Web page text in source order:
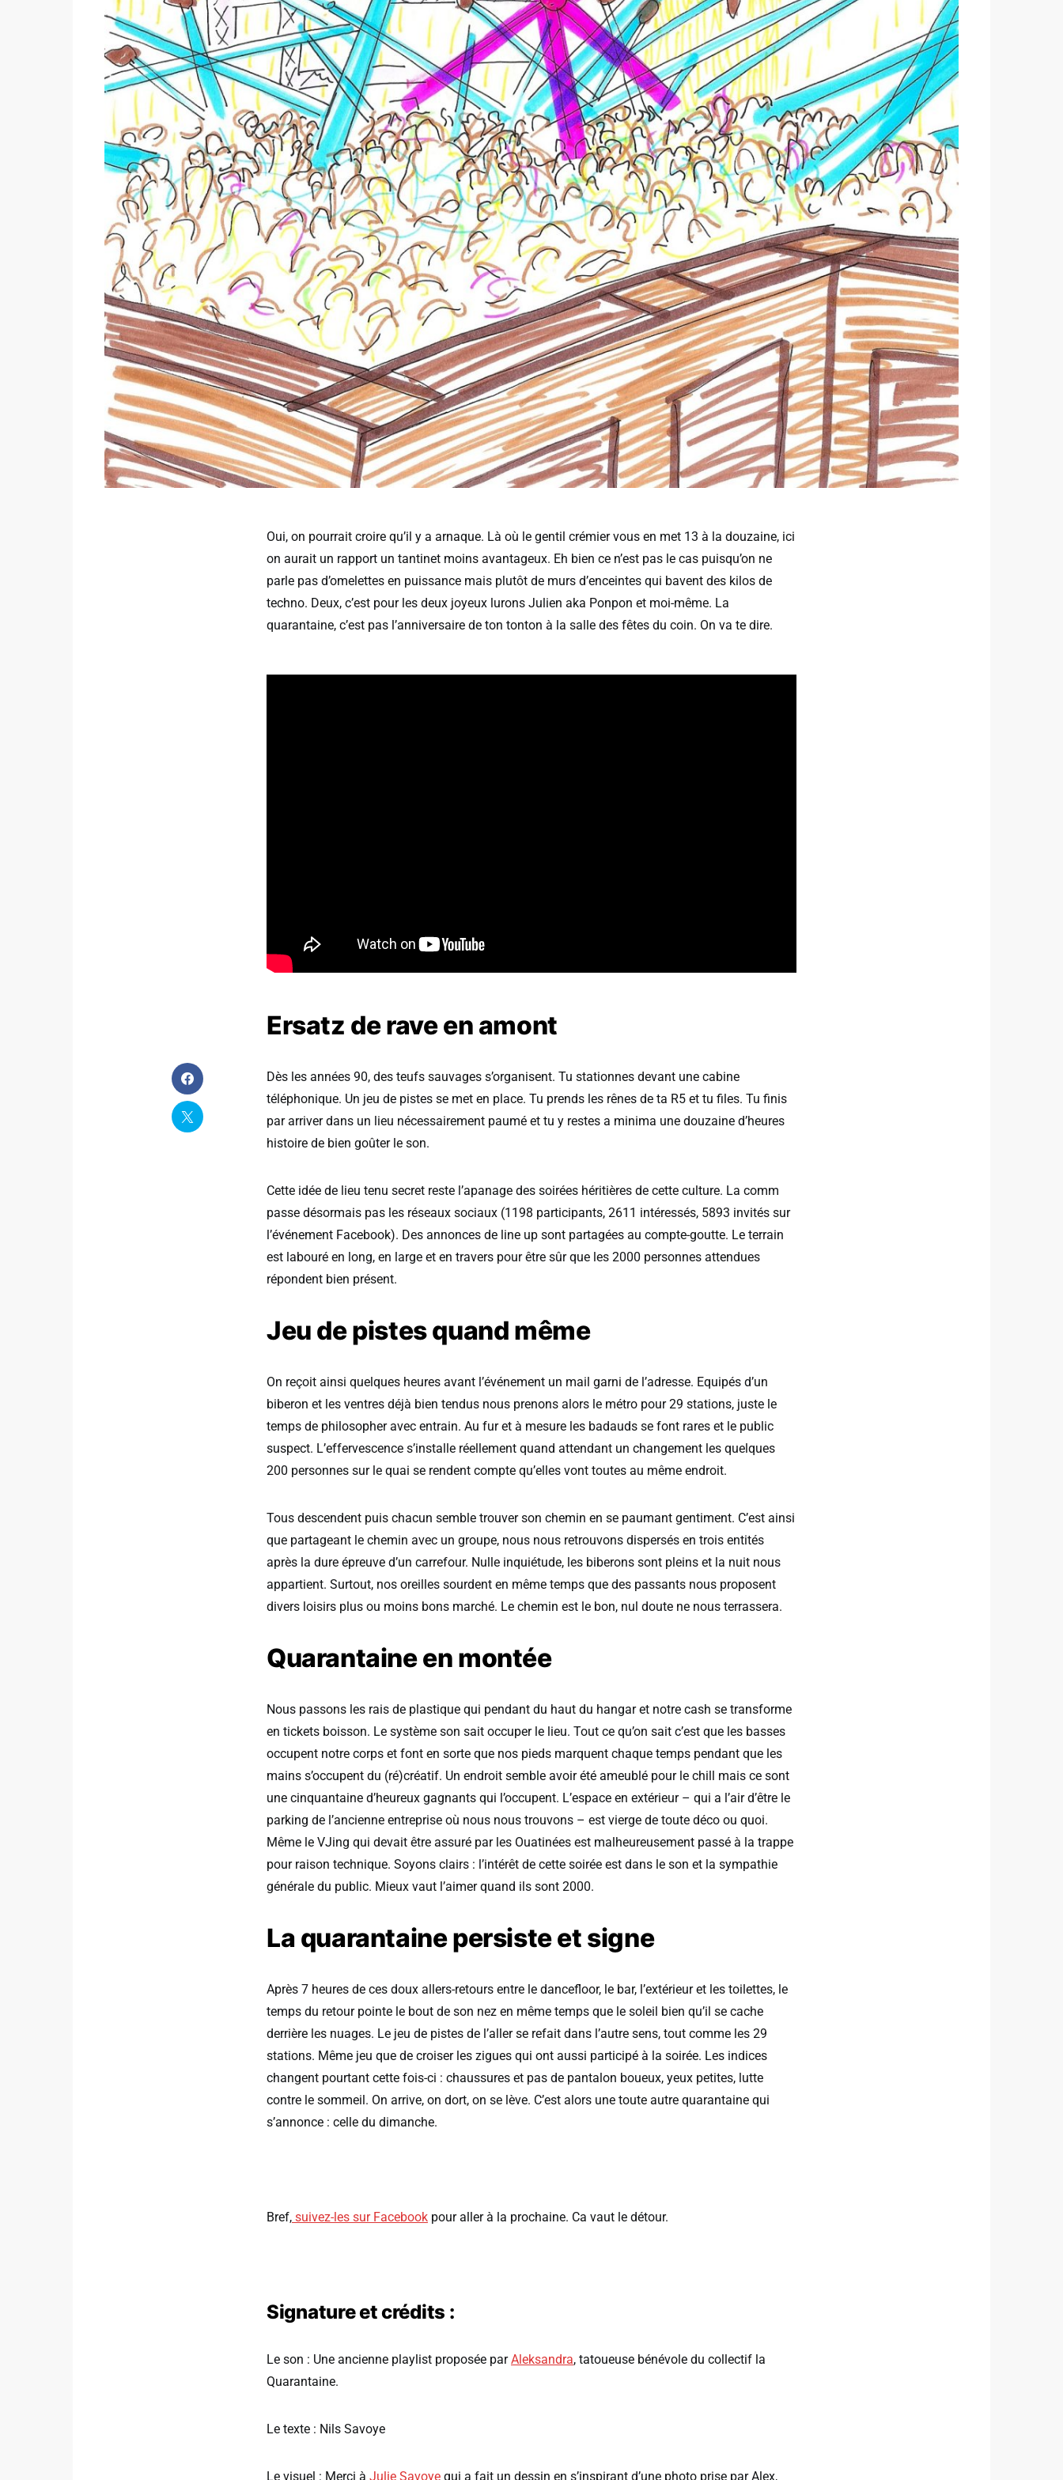
Oui, on pourrait croire qu’il y a arnaque. Là où le gentil crémier vous en met 13 à la douzaine, ici
on aurait un rapport un tantinet moins avantageux. Eh bien ce n’est pas le cas puisqu’on ne
parle pas d’omelettes en puissance mais plutôt de murs d’enceintes qui bavent des kilos de
techno. Deux, c’est pour les deux joyeux lurons Julien aka Ponpon et moi-même. La
quarantaine, c’est pas l’anniversaire de ton tonton à la salle des fêtes du coin. On va te dire.
Ersatz de rave en amont
Dès les années 90, des teufs sauvages s’organisent. Tu stationnes devant une cabine
téléphonique. Un jeu de pistes se met en place. Tu prends les rênes de ta R5 et tu files. Tu finis
par arriver dans un lieu nécessairement paumé et tu y restes a minima une douzaine d’heures
histoire de bien goûter le son.
Cette idée de lieu tenu secret reste l’apanage des soirées héritières de cette culture. La comm
passe désormais pas les réseaux sociaux (1198 participants, 2611 intéressés, 5893 invités sur
l’événement Facebook). Des annonces de line up sont partagées au compte-goutte. Le terrain
est labouré en long, en large et en travers pour être sûr que les 2000 personnes attendues
répondent bien présent.
Jeu de pistes quand même
On reçoit ainsi quelques heures avant l’événement un mail garni de l’adresse. Equipés d’un
biberon et les ventres déjà bien tendus nous prenons alors le métro pour 29 stations, juste le
temps de philosopher avec entrain. Au fur et à mesure les badauds se font rares et le public
suspect. L’effervescence s’installe réellement quand attendant un changement les quelques
200 personnes sur le quai se rendent compte qu’elles vont toutes au même endroit.
Tous descendent puis chacun semble trouver son chemin en se paumant gentiment. C’est ainsi
que partageant le chemin avec un groupe, nous nous retrouvons dispersés en trois entités
après la dure épreuve d’un carrefour. Nulle inquiétude, les biberons sont pleins et la nuit nous
appartient. Surtout, nos oreilles sourdent en même temps que des passants nous proposent
divers loisirs plus ou moins bons marché. Le chemin est le bon, nul doute ne nous terrassera.
Quarantaine en montée
Nous passons les rais de plastique qui pendant du haut du hangar et notre cash se transforme
en tickets boisson. Le système son sait occuper le lieu. Tout ce qu’on sait c’est que les basses
occupent notre corps et font en sorte que nos pieds marquent chaque temps pendant que les
mains s’occupent du (ré)créatif. Un endroit semble avoir été ameublé pour le chill mais ce sont
une cinquantaine d’heureux gagnants qui l’occupent. L’espace en extérieur – qui a l’air d’être le
parking de l’ancienne entreprise où nous nous trouvons – est vierge de toute déco ou quoi.
Même le VJing qui devait être assuré par les Ouatinées est malheureusement passé à la trappe
pour raison technique. Soyons clairs : l’intérêt de cette soirée est dans le son et la sympathie
générale du public. Mieux vaut l’aimer quand ils sont 2000.
La quarantaine persiste et signe
Après 7 heures de ces doux allers-retours entre le dancefloor, le bar, l’extérieur et les toilettes, le
temps du retour pointe le bout de son nez en même temps que le soleil bien qu’il se cache
derrière les nuages. Le jeu de pistes de l’aller se refait dans l’autre sens, tout comme les 29
stations. Même jeu que de croiser les zigues qui ont aussi participé à la soirée. Les indices
changent pourtant cette fois-ci : chaussures et pas de pantalon boueux, yeux petites, lutte
contre le sommeil. On arrive, on dort, on se lève. C’est alors une toute autre quarantaine qui
s’annonce : celle du dimanche.
Bref, suivez-les sur Facebook pour aller à la prochaine. Ca vaut le détour.
Signature et crédits :
Le son : Une ancienne playlist proposée parAleksandra, tatoueuse bénévole du collectif la
Quarantaine.
Le texte : Nils Savoye
Le visuel : Merci à Julie Savoye qui a fait un dessin en s’inspirant d’une photo prise par Alex,